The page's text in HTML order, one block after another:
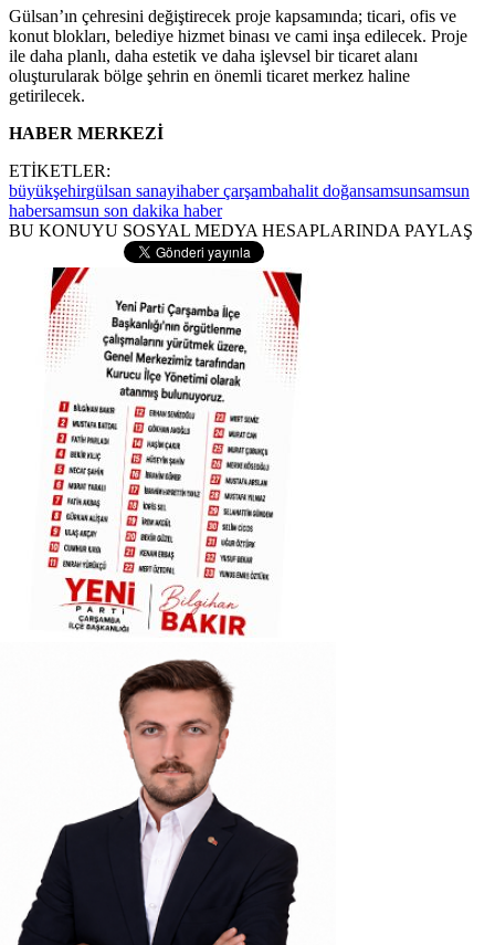
Gülsan’ın çehresini değiştirecek proje kapsamında; ticari, ofis ve
konut blokları, belediye hizmet binası ve cami inşa edilecek. Proje
ile daha planlı, daha estetik ve daha işlevsel bir ticaret alanı
oluşturularak bölge şehrin en önemli ticaret merkez haline
getirilecek.
HABER MERKEZİ
ETİKETLER:
büyükşehirgülsan sanayihaber çarşambahalit doğansamsunsamsun
habersamsun son dakika haber
BU KONUYU SOSYAL MEDYA HESAPLARINDA PAYLAŞ